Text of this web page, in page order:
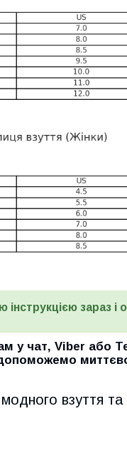
зараз і
у чат, Viber або
взуття та